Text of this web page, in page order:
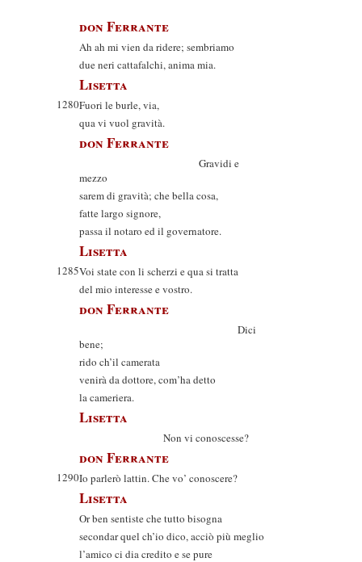
don Ferrante
Ah ah mi vien da ridere; sembriamo
due neri cattafalchi, anima mia.
Lisetta
1280Fuori le burle, via,
qua vi vuol gravità.
don Ferrante
Gravidi e
mezzo
sarem di gravità; che bella cosa,
fatte largo signore,
passa il notaro ed il governatore.
Lisetta
1285Voi state con li scherzi e qua si tratta
del mio interesse e vostro.
don Ferrante
Dici
bene;
rido ch’il camerata
venirà da dottore, com’ha detto
la cameriera.
Lisetta
Non vi conoscesse?
don Ferrante
1290Io parlerò lattin. Che vo’ conoscere?
Lisetta
Or ben sentiste che tutto bisogna
secondar quel ch’io dico, acciò più meglio
l’amico ci dia credito e se pure